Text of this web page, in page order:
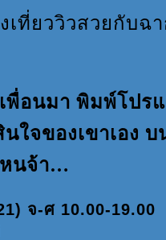
เที่ยววิวสวยกับฉ
พื่อนมา พิมพ์โปร
ใจของเขาเอง
หนจ้า…
จ-ศ 10.00-19.00